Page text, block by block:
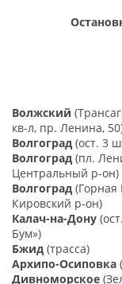
Волжский
кв-л, пр. Ленина,
Волгоград (ост. 3
Волгоград (пл.
Центральный р-он)
Волгоград (Горная
Кировский р-он)
Калач-на-Дону
Бум»)
Бжид (трасса)
Архипо-Осиповка
Дивноморское